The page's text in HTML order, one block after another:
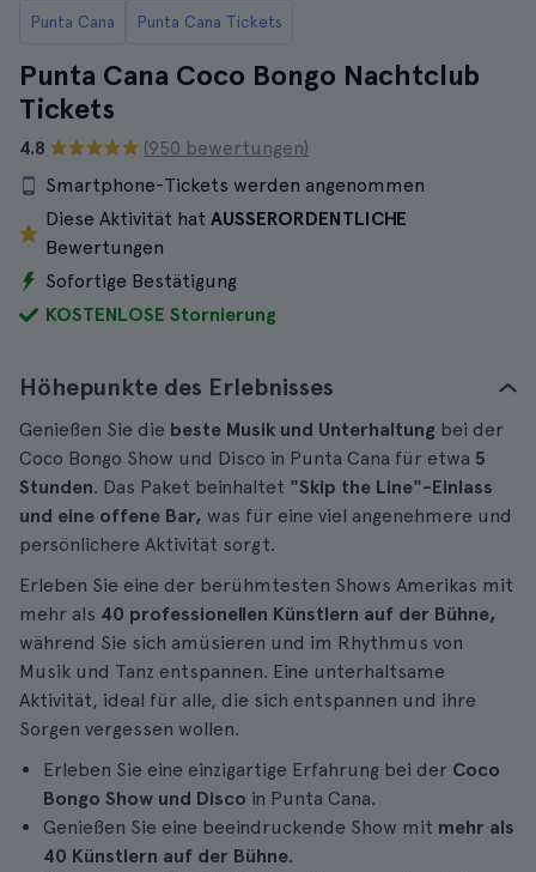
Punta Cana Punta Cana Tickets
Punta Cana Coco Bongo Nachtclub
Tickets
4.8
(950 bewertungen)
Smartphone-Tickets werden angenommen
Diese Aktivität hat AUSSERORDENTLICHE
Bewertungen
Sofortige Bestätigung
KOSTENLOSE Stornierung
Höhepunkte des Erlebnisses
Genießen Sie die beste Musik und Unterhaltung bei der
Coco Bongo Show und Disco in Punta Cana für etwa 5
Stunden. Das Paket beinhaltet "Skip the Line"-Einlass
und eine offene Bar, was für eine viel angenehmere und
persönlichere Aktivität sorgt.
Erleben Sie eine der berühmtesten Shows Amerikas mit
mehr als 40 professionellen Künstlern auf der Bühne,
während Sie sich amüsieren und im Rhythmus von
Musik und Tanz entspannen. Eine unterhaltsame
Aktivität, ideal für alle, die sich entspannen und ihre
Sorgen vergessen wollen.
Erleben Sie eine einzigartige Erfahrung bei der Coco
Bongo Show und Disco in Punta Cana.
Genießen Sie eine beeindruckende Show mit mehr als
40 Künstlern auf der Bühne.